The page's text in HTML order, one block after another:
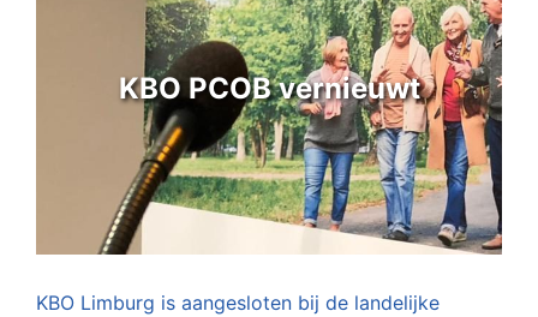
KBO PCOB vernieuwt
KBO Limburg is aangesloten bij de landelijke